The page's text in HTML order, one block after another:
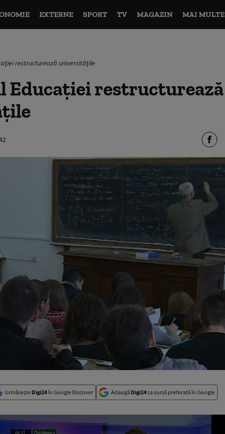
EXTERNE SPORT TV MAGAZIN MAI MULTE
restructurează universităţile
Educaţiei restructurează
Urmărește Digi24în Google Discover Adaugă Digi24ca sursă preferată în Google